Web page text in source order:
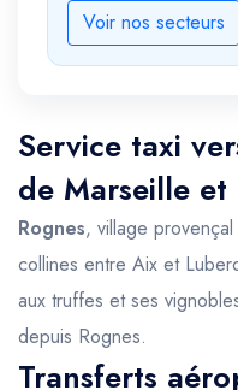
Voir nos secteurs
Service taxi
de Marseille et
Rognes, village
collines entre Aix et
aux truffes et ses
depuis Rognes.
Transferts